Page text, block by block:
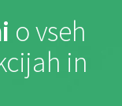
o vseh
in